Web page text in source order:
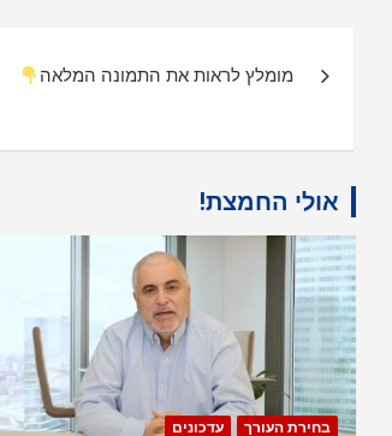
מומלץ לראות את התמונה המלאה
אולי החמצת!
בחירת העורך עדכונים